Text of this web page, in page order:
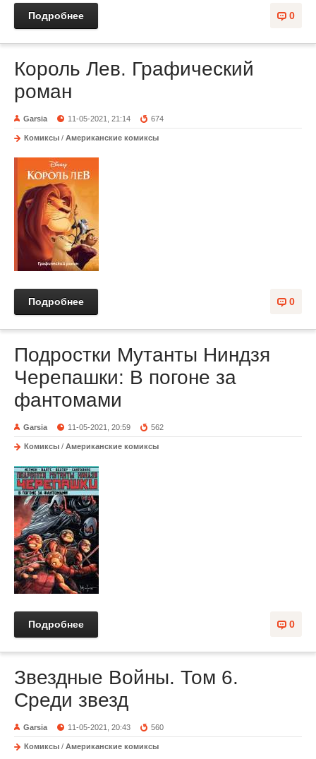
0
Подробнее
Король Лев. Графический
роман
Garsia 11-05-2021, 21:14 674
Комиксы / Американские комиксы
0
Подробнее
Подростки Мутанты Ниндзя
Черепашки: В погоне за
фантомами
Garsia 11-05-2021, 20:59 562
Комиксы / Американские комиксы
0
Подробнее
Звездные Войны. Том 6.
Среди звезд
Garsia 11-05-2021, 20:43 560
Комиксы / Американские комиксы